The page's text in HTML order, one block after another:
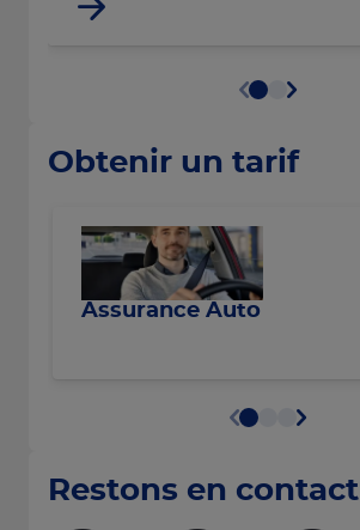
Obtenir un tarif
Assurance Auto
Restons en contact